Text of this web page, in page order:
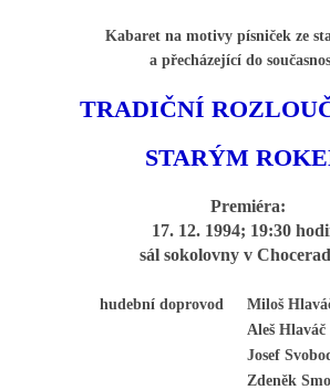
Chocerady 4
257 24 Chocerady
IČ: 498 28 614
Kontaktní osoba:
Mgr. Miroslava Cinkeisová
723 967 851
Mirkaci@email.cz
© 2026 eStránky.cz
Kabaret na motivy písniček ze
a přecházející do
TRADIČNÍ
STARÝM
Premiéra:
17. 12. 1994; 19:30
sál sokolovny v
hudební doprovod Miloš
Aleš Hlaváč
Josef
Zdeněk